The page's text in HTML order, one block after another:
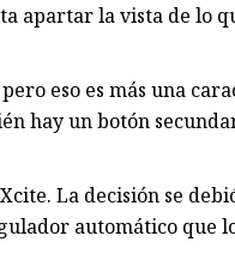
apartar la vista de lo
eso es más una
hay un botón
La decisión se
automático que